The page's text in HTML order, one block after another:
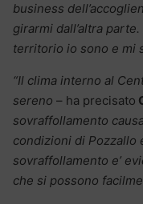
business
girarmi dall’altra
territorio io sono e mi
“Il clima interno al
sereno – ha precisato
sovraffollamento
condizioni di Pozzallo
sovraffollamento e’
che si possono